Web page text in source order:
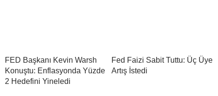
FED Başkanı Kevin Warsh
Konuştu: Enflasyonda Yüzde
2 Hedefini Yineledi
Fed Faizi Sabit Tuttu: Üç Üye
Artış İstedi